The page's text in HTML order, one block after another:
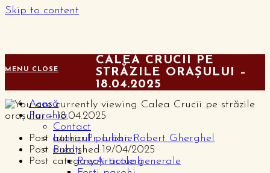
Skip to content
MENU CLOSE
Acasă
Parohia
Contact
Istoricul parohiei
Preoți
Preoți actuali
CALEA CRUCII PE
STRĂZILE ORAȘULUI –
18.04.2025
Post author:Pr. Iulian Robert Gherghel
Post published:19/04/2025
Post category:Articole generale